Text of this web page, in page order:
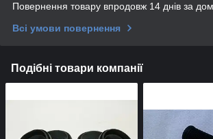
Повернення товару впродовж 14 днів за
Всі умови повернення
Подібні товари компанії